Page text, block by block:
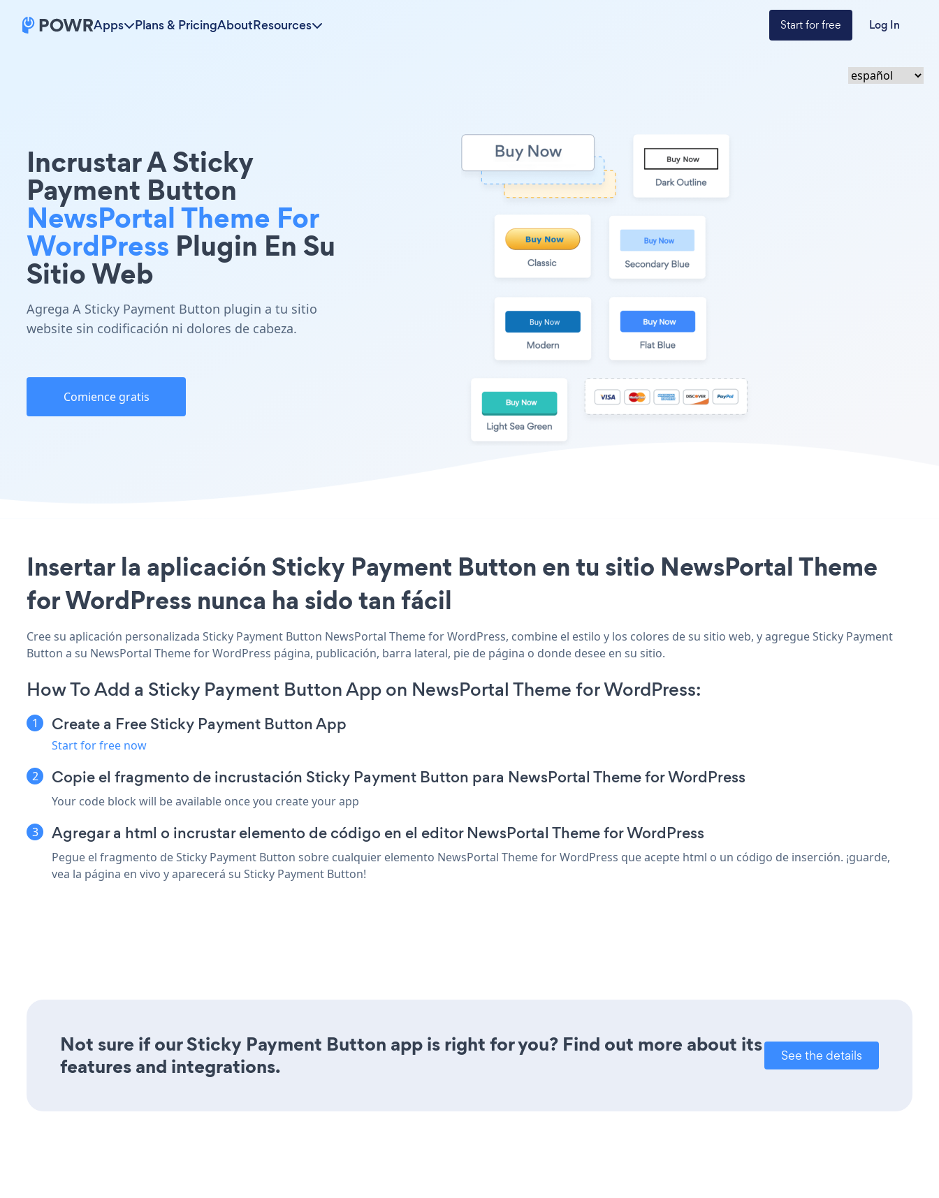
Apps Plans & PricingAboutResources Start for free Log In
Incrustar A Sticky
Payment Button
NewsPortal Theme For
WordPress Plugin En Su
Sitio Web
Agrega A Sticky Payment Button plugin a tu sitio
website sin codificación ni dolores de cabeza.
Comience gratis
Insertar la aplicación Sticky Payment Button en tu sitio NewsPortal Theme
for WordPress nunca ha sido tan fácil
Cree su aplicación personalizada Sticky Payment Button NewsPortal Theme for WordPress, combine el estilo y los colores de su sitio web, y agregue Sticky Payment
Button a su NewsPortal Theme for WordPress página, publicación, barra lateral, pie de página o donde desee en su sitio.
How To Add a Sticky Payment Button App on NewsPortal Theme for WordPress:
Create a Free Sticky Payment Button App
Start for free now
Copie el fragmento de incrustación Sticky Payment Button para NewsPortal Theme for WordPress
Your code block will be available once you create your app
Agregar a html o incrustar elemento de código en el editor NewsPortal Theme for WordPress
Pegue el fragmento de Sticky Payment Button sobre cualquier elemento NewsPortal Theme for WordPress que acepte html o un código de inserción. ¡guarde,
vea la página en vivo y aparecerá su Sticky Payment Button!
Not sure if our Sticky Payment Button app is right for you? Find out more about its
features and integrations.
See the details